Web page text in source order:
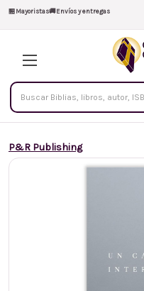
🏪Mayoristas🚚Envíos y entregas
Buscar
productos
P&R Publishing